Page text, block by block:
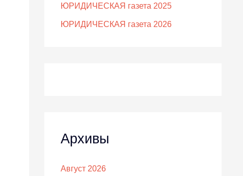
ЮРИДИЧЕСКАЯ газета 2025
ЮРИДИЧЕСКАЯ газета 2026
Архивы
Август 2026